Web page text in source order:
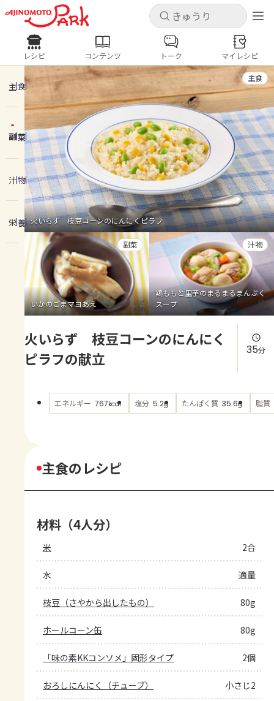
キャンセル
ログインするとレシピを保存できます
ログイン 新規登録
ホーム
コンテンツ
レシピ
トーク
よくあるお問い合わせ
お買い物
AJINOMOTO PARK とは
キャンセル
レシピ コンテンツ
人気の食材・レシピ
きゅうり なす トマト
とうもろこし
ピーマン
みょうが ゴーヤ
レシピ コンテンツ トーク マイレシピ
主食
副菜
汁物
栄養 火いらず 枝豆コーンのにんにくピラフ
主食
いかのごまマヨあえ
副菜
鶏ももと里芋のまるまるまんぷく
スープ
汁物
火いらず 枝豆コーンのにんにく
ピラフの献立
35分
エネルギー 767kcal 塩分 5.2g たんぱく質 35.6g 脂質
主食のレシピ
材料（4人分）
米 2合
水 適量
枝豆（さやから出したもの） 80g
ホールコーン缶 80g
「味の素KKコンソメ」固形タイプ 2個
おろしにんにく（チューブ） 小さじ2